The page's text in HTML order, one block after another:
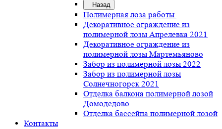
Назад
Полимерная лоза работы
Декоративное ограждение из
полимерной лозы Апрелевка 2021
Декоративное ограждение из
полимерной лозы Мартемьяново
Забор из полимерной лозы 2022
Забор из полимерной лозы
Солнечногорск 2021
Отделка балкона полимерной лозой
Домодедово
Отделка бассейна полимерной лозой
Контакты